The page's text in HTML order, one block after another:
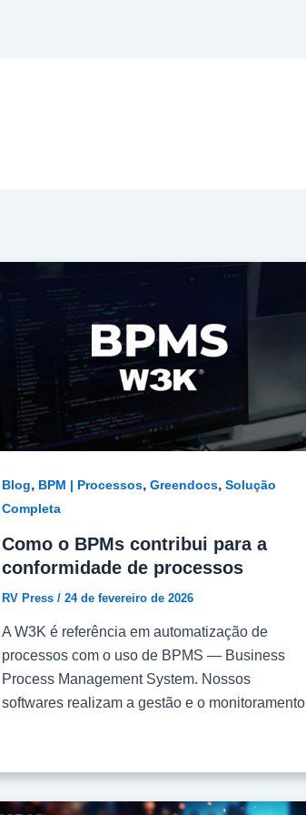
Blog, BPM | Processos, Greendocs, Solução
Completa
Como o BPMs contribui para a
conformidade de processos
RV Press / 24 de fevereiro de 2026
A W3K é referência em automatização de
processos com o uso de BPMS — Business
Process Management System. Nossos
softwares realizam a gestão e o monitoramento
rotineiras, processos e outras tarefas,